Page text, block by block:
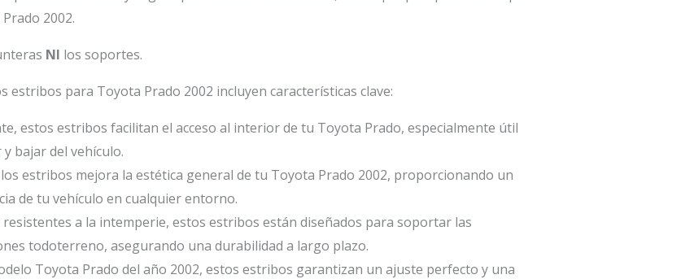
2002.
NI los soportes.
estribos para Toyota Prado 2002 incluyen características clave:
estos estribos facilitan el acceso al interior de tu Toyota Prado, especialmente útil
bajar del vehículo.
estribos mejora la estética general de tu Toyota Prado 2002, proporcionando un
de tu vehículo en cualquier entorno.
a la intemperie, estos estribos están diseñados para soportar las
todoterreno, asegurando una durabilidad a largo plazo.
Toyota Prado del año 2002, estos estribos garantizan un ajuste perfecto y una